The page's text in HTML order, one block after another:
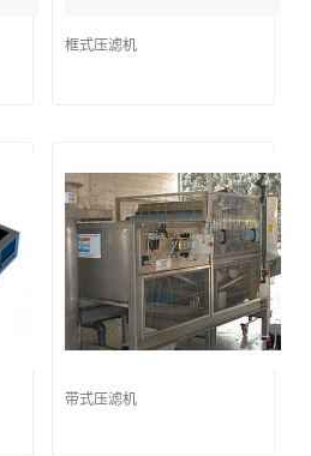
框式压滤机
带式压滤机